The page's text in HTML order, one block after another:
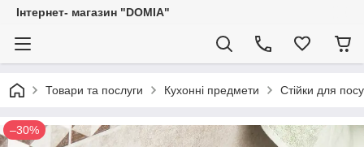
Iнтернет- магазин "DOMIA"
Товари та послуги Кухонні предмети Стійки для
–30%